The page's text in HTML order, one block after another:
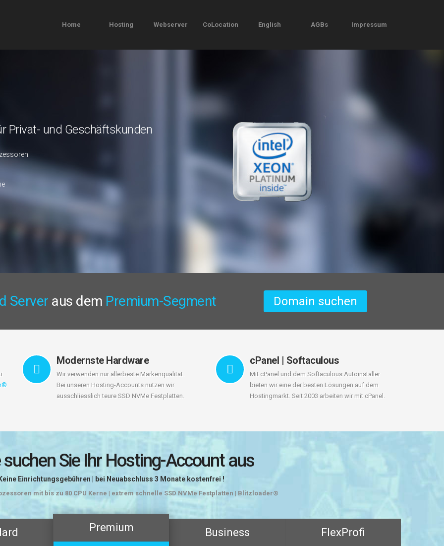
Home Hosting Webserver CoLocation English AGBs Impressum
Privat- und Geschäftskunden
Server aus dem Premium-Segment Domain suchen
Modernste Hardware
Wir verwenden nur allerbeste Markenqualität.
Bei unseren Hosting-Accounts nutzen wir
ausschliesslich teure SSD NVMe Festplatten.
cPanel | Softaculous
Mit cPanel und dem Softaculous Autoinstaller
bieten wir eine der besten Lösungen auf dem
Hostingmarkt. Seit 2003 arbeiten wir mit cPanel.
suchen Sie Ihr Hosting-Account aus
Keine Einrichtungsgebühren | bei Neuabschluss 3 Monate kostenfrei !
mit bis zu 80 CPU Kerne | extrem schnelle SSD NVMe Festplatten | Blitzloader®
Premium Business FlexProfi